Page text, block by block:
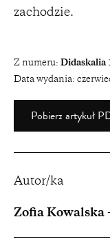
zachodzie.
Z numeru: Didaskalia
Data wydania:
Pobierz artykuł
Autor/ka
Zofia Kowalska